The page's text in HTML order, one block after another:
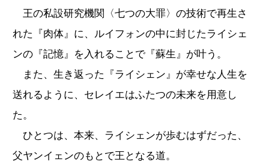
王の私設研究機関〈七つの大罪〉の技術で再生さ
れた『肉体』に、ルイフォンの中に封じたライシェ
ンの『記憶』を入れることで『蘇生』が叶う。
また、生き返った『ライシェン』が幸せな人生を
送れるように、セレイエはふたつの未来を用意し
た。
ひとつは、本来、ライシェンが歩むはずだった、
父ヤンイェンのもとで王となる道。